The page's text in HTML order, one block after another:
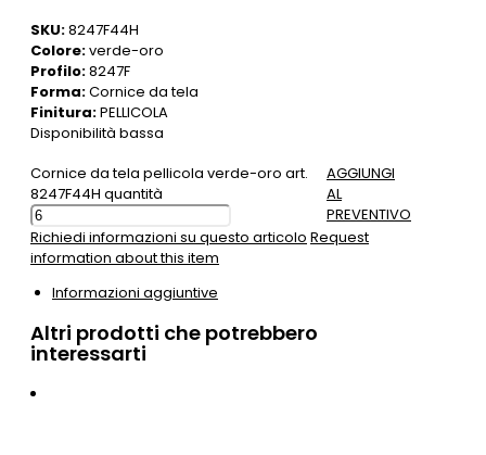
SKU:8247F44H
Colore:verde-oro
Profilo:8247F
Forma:Cornice da tela
Finitura:PELLICOLA
Disponibilità bassa
Cornice da tela pellicola verde-oro art.
8247F44H quantità
AGGIUNGI
AL
PREVENTIVO
Richiedi informazioni su questo articolo Request
information about this item
Informazioni aggiuntive
Altri prodotti che potrebbero
interessarti